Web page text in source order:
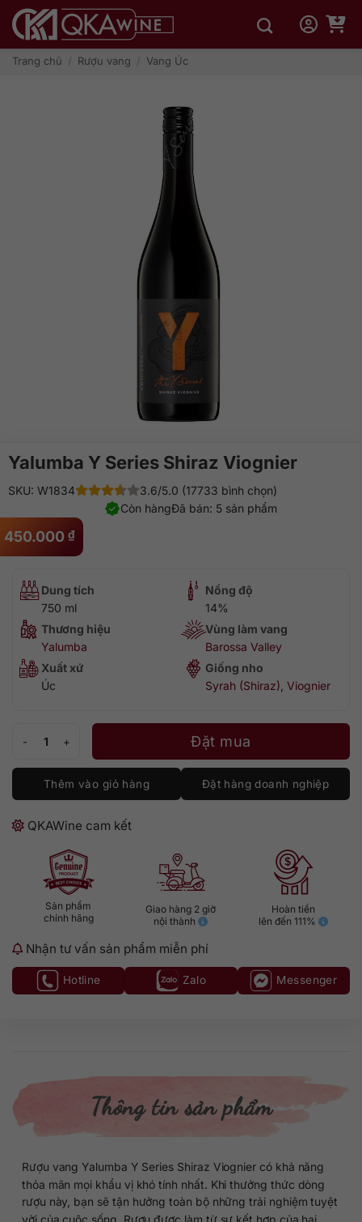
qua
dungTrang chủ / Rượu vang / Vang Úc
Yalumba Y Series Shiraz Viognier
450.000 ₫
SKU: W1834
3.6/5.0 (17733 bình chọn)
Đã bán: 5 sản phẩm
Còn hàng
Dung tích
750 ml
Nồng độ
14%
Thương hiệu
Yalumba
Vùng làm vang
Barossa Valley
Xuất xứ
Úc
Giống nho
Syrah (Shiraz) Viognier
Yalumba Y Series Shiraz Viognier số lượngĐặt mua
Thêm vào giỏ hàng Đặt hàng doanh nghiệp
QKAWine cam kết
Sản phẩm
chính hãng
Giao hàng 2 giờ
nội thành
Hoàn tiền
lên đến 111%
Nhận tư vấn sản phẩm miễn phí
Hotline Zalo Messenger
Thông tin sản phẩm
Rượu vang Yalumba Y Series Shiraz Viognier có khả năng
thỏa mãn mọi khẩu vị khó tính nhất. Khi thưởng thức dòng
rượu này, bạn sẽ tận hưởng toàn bộ những trải nghiệm tuyệt
vời của cuộc sống. Rượu được làm từ sự kết hợp của hai